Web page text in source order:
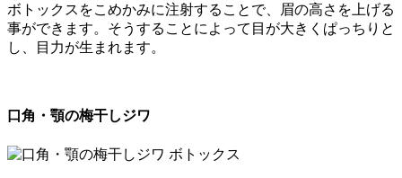
ボトックスをこめかみに注射することで、眉の高さを上げる
事ができます。そうすることによって目が大きくぱっちりと
し、目力が生まれます。
口角・顎の梅干しジワ